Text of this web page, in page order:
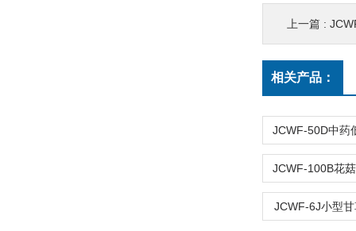
上一篇 :
相关产品：
JCWF-6J小型